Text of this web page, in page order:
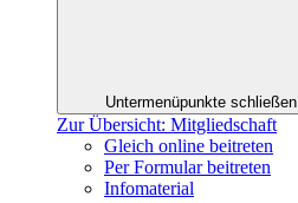
Untermenüpunkte schließen
Zur Übersicht: Mitgliedschaft
Gleich online beitreten
Per Formular beitreten
Infomaterial